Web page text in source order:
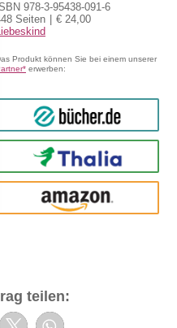
978-3-95438-091-6
Seiten
€ 24,00
Liebeskind
Produkt können Sie bei einem unserer
erwerben:
bücher.de
Thalia
amazon
teilen: